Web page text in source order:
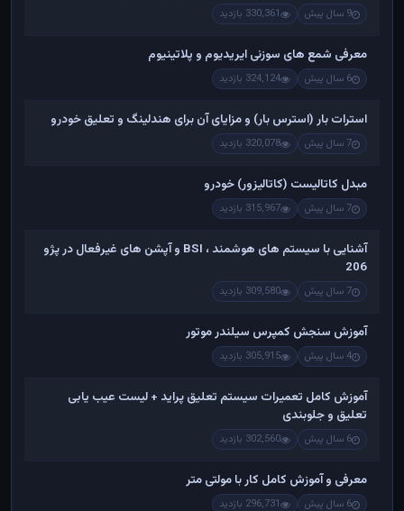
9 سال پیش 330,361 بازدید
معرفی شمع های سوزنی ایریدیوم و پلاتینیوم
6 سال پیش 324,124 بازدید
استرات بار (استرس بار) و مزایای آن برای هندلینگ و تعلیق خودرو
7 سال پیش 320,078 بازدید
مبدل کاتالیست (کاتالیزور) خودرو
7 سال پیش 315,967 بازدید
آشنایی با سیستم های هوشمند ، BSI و آپشن های غیرفعال در پژو
206
7 سال پیش 309,580 بازدید
آموزش سنجش کمپرس سیلندر موتور
4 سال پیش 305,915 بازدید
آموزش کامل تعمیرات سیستم تعلیق پراید + لیست عیب یابی
تعلیق و جلوبندی
6 سال پیش 302,560 بازدید
معرفی و آموزش کامل کار با مولتی متر
6 سال پیش 296,731 بازدید